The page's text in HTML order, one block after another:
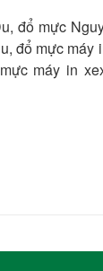
đổ mực
đổ mực
máy in